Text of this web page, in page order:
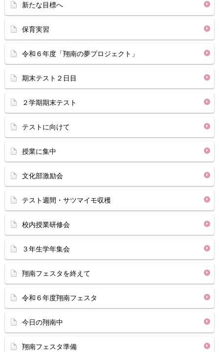
新たな目標へ
保育実習
令和６年度「翔南の夢プロジェクト」
期末テスト２日目
２学期期末テスト
テストに向けて
授業に集中
文化部激励会
テスト週間・サツマイモ収穫
校内授業研修会
３年生学年集会
翔南フェスタを終えて
令和６年度翔南フェスタ
今日の翔南中
翔南フェスタ準備